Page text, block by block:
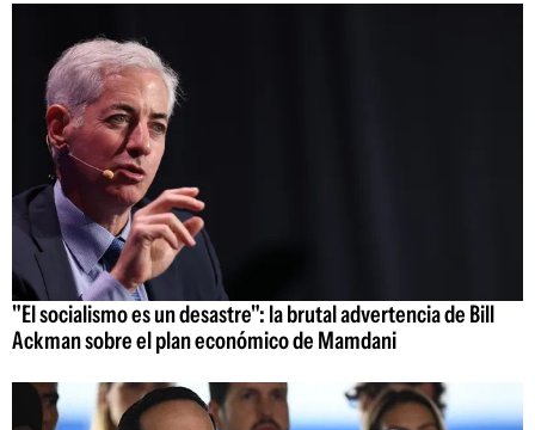
"El socialismo es un desastre": la brutal advertencia de Bill
Ackman sobre el plan económico de Mamdani